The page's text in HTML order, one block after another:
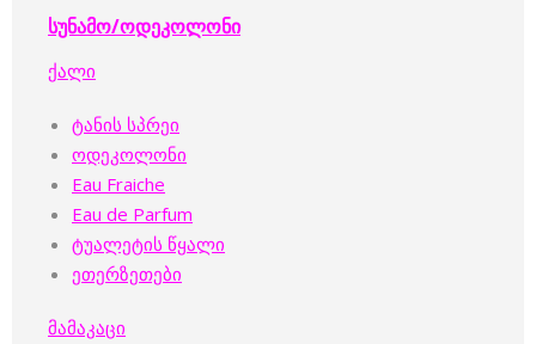
სუნამო/ოდეკოლონი
ქალი
ტანის სპრეი
ოდეკოლონი
Eau Fraiche
Eau de Parfum
ტუალეტის წყალი
ეთერზეთები
მამაკაცი